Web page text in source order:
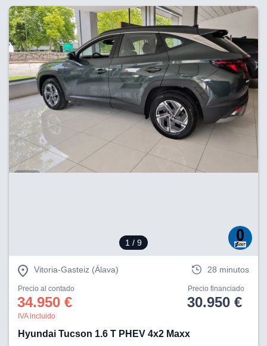
1 / 9
Vitoria-Gasteiz (Álava) 28 minutos
Precio al contado
34.950 €
IVA incluido
Precio financiado
30.950 €
Hyundai Tucson 1.6 T PHEV 4x2 Maxx